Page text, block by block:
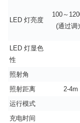
LED 灯亮度
100～
(通过调
LED 灯显色
性
照射角
照射距离
2-4m
运行模式
充电时间